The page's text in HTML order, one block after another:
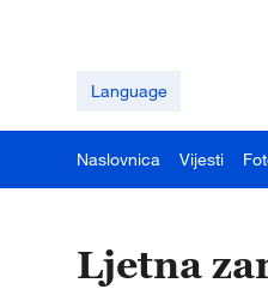
Language
Naslovnica Vijesti
Ljetna